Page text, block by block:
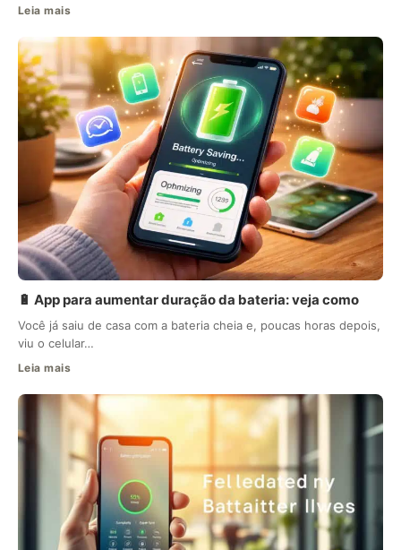
Leia mais
🔋 App para aumentar duração da bateria: veja como
Você já saiu de casa com a bateria cheia e, poucas horas depois,
viu o celular…
Leia mais